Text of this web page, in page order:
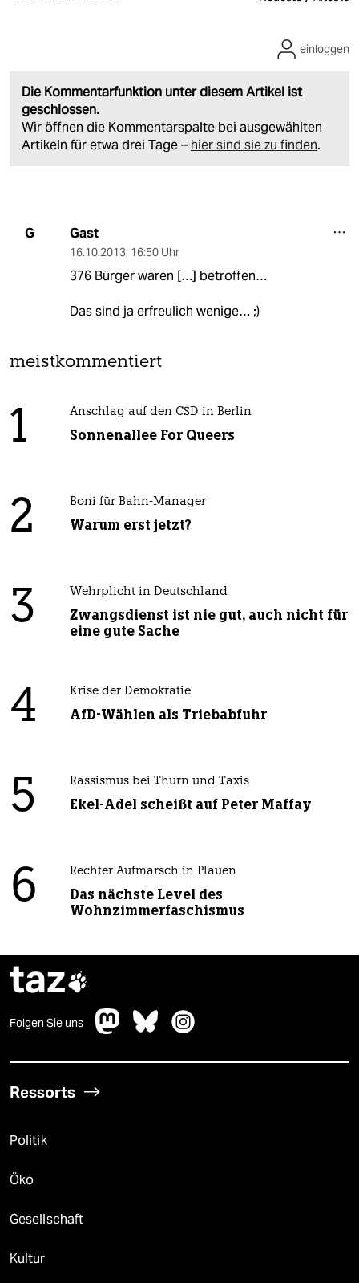
Die Kommentarfunktion unter diesem Artikel ist
geschlossen.
Wir öffnen die Kommentarspalte bei ausgewählten
Artikeln für etwa drei Tage – hier sind sie zu finden.
einloggen
G Gast
16.10.2013, 16:50 Uhr
376 Bürger waren […] betroffen…
Das sind ja erfreulich wenige… ;)
meistkommentiert
1 Anschlag auf den CSD in Berlin
Sonnenallee For Queers
2 Boni für Bahn-Manager
Warum erst jetzt?
3 Wehrplicht in Deutschland
Zwangsdienst ist nie gut, auch nicht für
eine gute Sache
4 Krise der Demokratie
AfD-Wählen als Triebabfuhr
5 Rassismus bei Thurn und Taxis
Ekel-Adel scheißt auf Peter Maffay
6 Rechter Aufmarsch in Plauen
Das nächste Level des
Wohnzimmerfaschismus
taz
Folgen Sie uns
Ressorts
Politik
Öko
Gesellschaft
Kultur